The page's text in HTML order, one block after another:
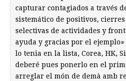
capturar contagiados a través
sistemático de positivos,
selectivas de actividades y
ayuda y gracias por el ejemplo»
lo tenia en la lista, Corea, HK,
deberé pues ponerlo en el
arreglar el món de demà amb